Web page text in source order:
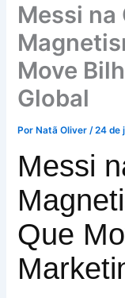
Messi na
Move
Global
Por Natã Oliver/24 de
Messi
Que